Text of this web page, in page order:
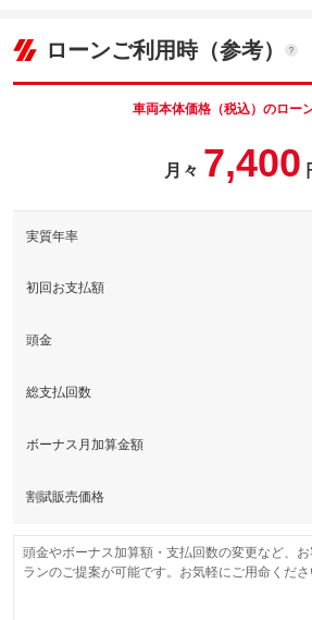
このパックの見積もり
パック内容
車両本体価
64.6
ローンご利用時（参考）
車両本体価格（税込）のロー
月々 7,400
実質年率
初回お支払額
頭金
総支払回数
ボーナス月加算金額
割賦販売価格
頭金やボーナス加算額・支払回数の変更など、
ランのご提案が可能です。お気軽にご用命くださ